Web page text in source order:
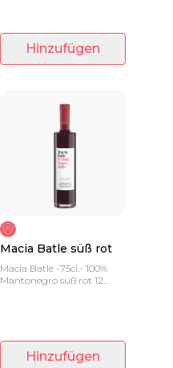
Hinzufügen
Macia Batle süß rot
Macia Batle -75cl.- 100%
Mantonegro süß rot 12
Hinzufügen